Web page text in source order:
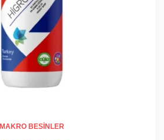
MAKRO BESINLER